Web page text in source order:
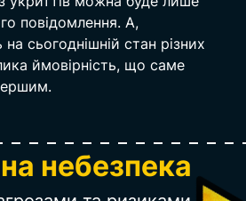
повідомлення. А,
сьогоднішній стан різних
ймовірність, що саме
небезпека